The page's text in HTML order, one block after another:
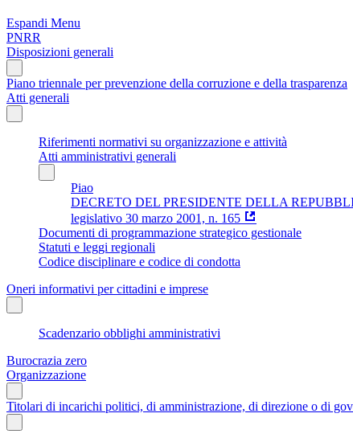
Espandi Menu
PNRR
Disposizioni generali
Piano triennale per prevenzione della corruzione e della trasparenza
Atti generali
Riferimenti normativi su organizzazione e attività
Atti amministrativi generali
Piao
DECRETO DEL PRESIDENTE DELLA
legislativo 30 marzo 2001, n. 165
Documenti di programmazione strategico gestionale
Statuti e leggi regionali
Codice disciplinare e codice di condotta
Oneri informativi per cittadini e imprese
Scadenzario obblighi amministrativi
Burocrazia zero
Organizzazione
Titolari di incarichi politici, di amministrazione, di direzione o di